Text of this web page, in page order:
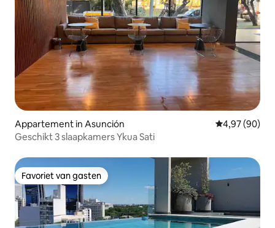
Appartement in Asunción Gemiddelde
4,97 (90)
Geschikt 3 slaapkamers Ykua Sati
Favoriet van gasten
Favoriet van gasten